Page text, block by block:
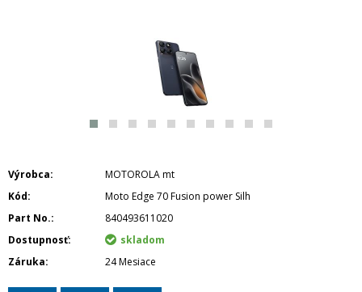
Výrobca
MOTOROLA mt
Kód
Moto Edge 70 Fusion power Silh
Part No.
840493611020
Dostupnosť
skladom
Záruka
24 Mesiace